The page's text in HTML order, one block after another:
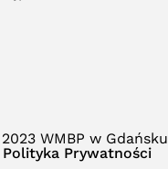
WMBP w Gdańsku
Polityka Prywatności